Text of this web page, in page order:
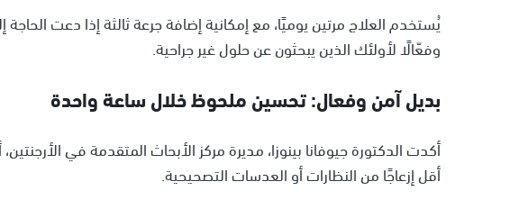
يُستخدم العلاج مرتين يوميًا، مع إمكانية إضافة جرعة ثالثة إذا دعت الحاجة
وفعّالًا لأولئك الذين يبحثون عن حلول غير جراحية.
بديل آمن وفعال: تحسين ملحوظ خلال ساعة واحدة
أكدت الدكتورة جيوفانا بينوزا، مديرة مركز الأبحاث المتقدمة في
أقل إزعاجًا من النظارات أو العدسات التصحيحية.